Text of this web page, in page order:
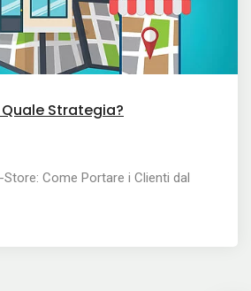
Strategia?
Come Portare i Clienti dal